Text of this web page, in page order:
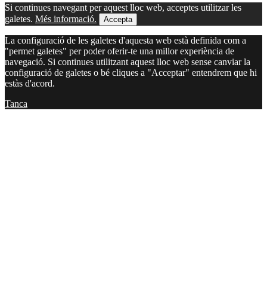
Si continues navegant per aquest lloc web, acceptes utilitzar les
galetes. Més informació. Accepta
La configuració de les galetes d'aquesta web està definida com a
"permet galetes" per poder oferir-te una millor experiència de
navegació. Si continues utilitzant aquest lloc web sense canviar la
configuració de galetes o bé cliques a "Acceptar" entendrem que hi
estàs d'acord.
Tanca